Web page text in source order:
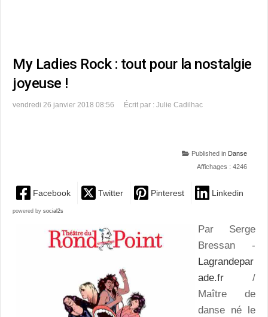
My Ladies Rock : tout pour la nostalgie
joyeuse !
vendredi 26 janvier 2018 08:56 Écrit par : Julie Cadilhac
Published in Danse
Affichages : 4246
Facebook Twitter Pinterest Linkedin
powered by social2s
Par Serge
Bressan -
Lagrandepar
ade.fr /
Maître de
danse né le